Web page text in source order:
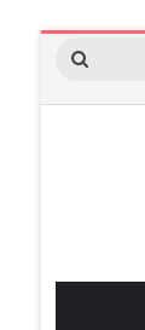
بحث
عن